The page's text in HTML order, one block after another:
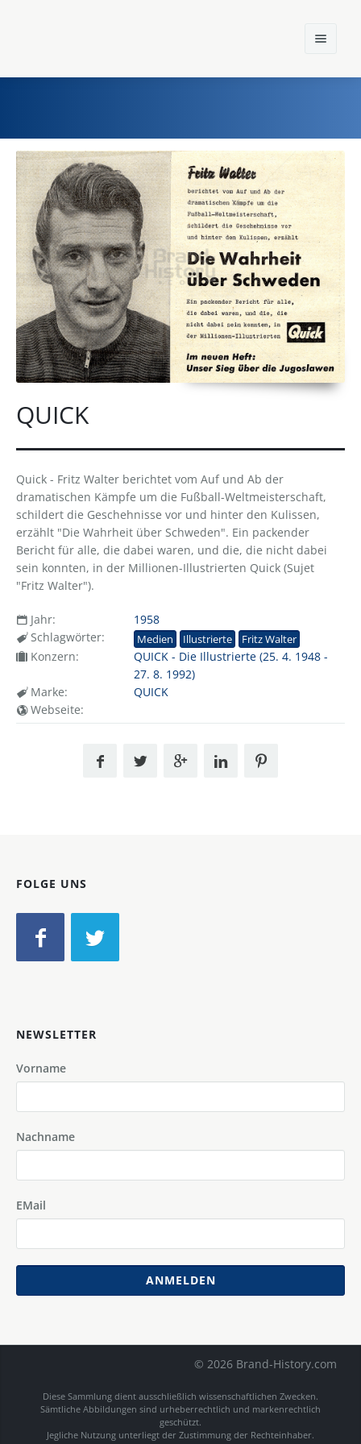
Home
Einst und Heute
Marken
Konzerne
Epoche
QUICK
Quick - Fritz Walter berichtet vom Auf und Ab der
dramatischen Kämpfe um die Fußball-Weltmeisterschaft,
schildert die Geschehnisse vor und hinter den Kulissen,
erzählt "Die Wahrheit über Schweden". Ein packender
Bericht für alle, die dabei waren, und die, die nicht dabei
sein konnten, in der Millionen-Illustrierten Quick (Sujet
"Fritz Walter").
Jahr:
1958
Schlagwörter:
Medien Illustrierte Fritz Walter
Konzern:
QUICK - Die Illustrierte (25. 4. 1948 -
27. 8. 1992)
Marke:
QUICK
Webseite:
FOLGE UNS
NEWSLETTER
Vorname
Nachname
EMail
ANMELDEN
© 2026 Brand-History.com
Diese Sammlung dient ausschließlich wissenschaftlichen Zwecken.
Sämtliche Abbildungen sind urheberrechtlich und markenrechtlich
geschützt.
Jegliche Nutzung unterliegt der Zustimmung der Rechteinhaber.